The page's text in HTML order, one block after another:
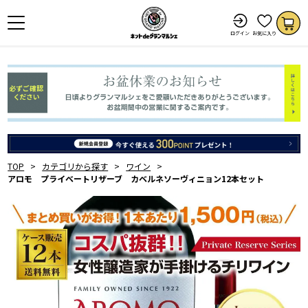
ログイン お気に入り
TOP カテゴリから探す
ワイン
アロモ プライベートリザーブ カベルネソーヴィニョン12本セット